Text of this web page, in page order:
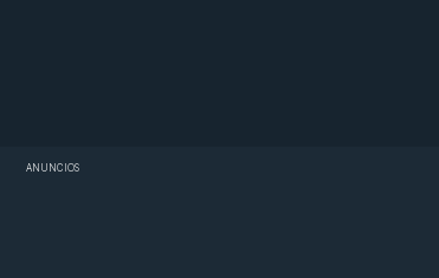
ANUNCIOS